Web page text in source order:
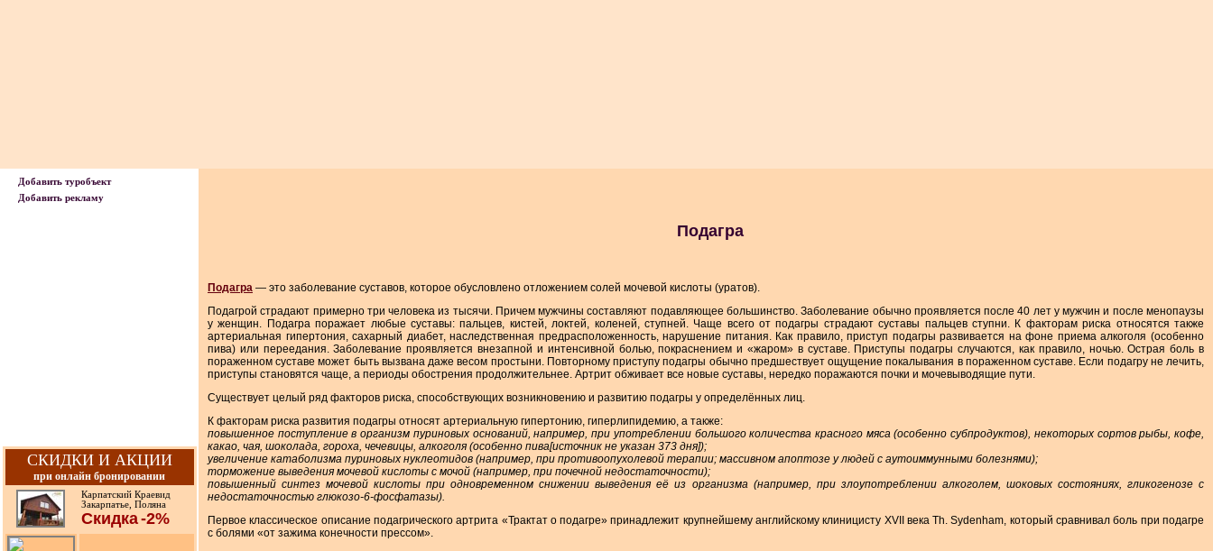
Добавить туробъект
Добавить рекламу
СКИДКИ И АКЦИИ
при онлайн бронировании
Карпатский Краевид
Закарпатье, Поляна
Скидка-2%
Подагра
Подагра — это заболевание суставов, которое обусловлено отложением солей мочевой кислоты (уратов).
Подагрой страдают примерно три человека из тысячи. Причем мужчины составляют подавляющее большинство. Заболевание обычно проявляется после 40 лет у мужчин и после менопаузы
у женщин. Подагра поражает любые суставы: пальцев, кистей, локтей, коленей, ступней. Чаще всего от подагры страдают суставы пальцев ступни. К факторам риска относятся также
артериальная гипертония, сахарный диабет, наследственная предрасположенность, нарушение питания. Как правило, приступ подагры развивается на фоне приема алкоголя (особенно
пива) или переедания. Заболевание проявляется внезапной и интенсивной болью, покраснением и «жаром» в суставе. Приступы подагры случаются, как правило, ночью. Острая боль в
пораженном суставе может быть вызвана даже весом простыни. Повторному приступу подагры обычно предшествует ощущение покалывания в пораженном суставе. Если подагру не лечить,
приступы становятся чаще, а периоды обострения продолжительнее. Артрит обживает все новые суставы, нередко поражаются почки и мочевыводящие пути.
Существует целый ряд факторов риска, способствующих возникновению и развитию подагры у определённых лиц.
К факторам риска развития подагры относят артериальную гипертонию, гиперлипидемию, а также:
повышенное поступление в организм пуриновых оснований, например, при употреблении большого количества красного мяса (особенно субпродуктов), некоторых сортов рыбы, кофе,
какао, чая, шоколада, гороха, чечевицы, алкоголя (особенно пива[источник не указан 373 дня]);
увеличение катаболизма пуриновых нуклеотидов (например, при противоопухолевой терапии; массивном апоптозе у людей с аутоиммунными болезнями);
торможение выведения мочевой кислоты с мочой (например, при почечной недостаточности);
повышенный синтез мочевой кислоты при одновременном снижении выведения её из организма (например, при злоупотреблении алкоголем, шоковых состояниях, гликогенозе с
недостаточностью глюкозо-6-фосфатазы).
Первое классическое описание подагрического артрита «Трактат о подагре» принадлежит крупнейшему английскому клиницисту XVII века Th. Sydenham, который сравнивал боль при подагре
с болями «от зажима конечности прессом».